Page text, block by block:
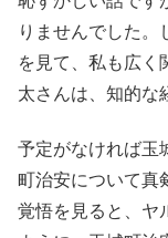
りませんでした。
を見て、私も広く
太さんは、知的な
予定がなければ玉
町治安について真
覚悟を見ると、ヤ